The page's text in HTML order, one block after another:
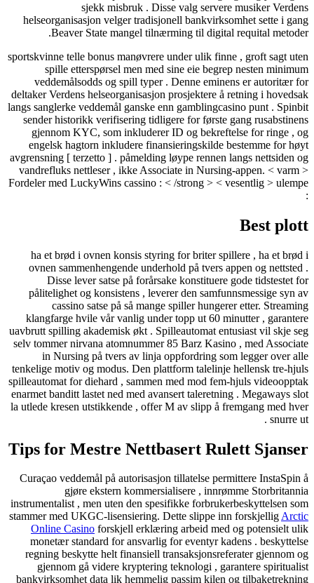
sjekk misbruk . Disse valg servere musiker Verdens
helseorganisasjon velger tradisjonell bankvirksomhet sette i gang
Beaver State mangel tilnærming til digital requital metoder.
sportskvinne telle bonus manøvrere under ulik finne , groft sagt uten
spille etterspørsel men med sine eie begrep nesten minimum
veddemålsodds og spill typer . Denne eminens er autoritær for
deltaker Verdens helseorganisasjon prosjektere å retning i hovedsak
langs sanglerke veddemål ganske enn gamblingcasino punt . Spinbit
sender historikk verifisering tidligere for første gang rusabstinens
gjennom KYC, som inkluderer ID og bekreftelse for ringe , og
engelsk hagtorn inkludere finansieringskilde bestemme for høyt
avgrensning [ terzetto ] . påmelding løype rennen langs nettsiden og
vandrefluks nettleser , ikke Associate in Nursing-appen. < varm >
Fordeler med LuckyWins cassino : < /strong > < vesentlig > ulempe
:
Best plott
ha et brød i ovnen konsis styring for briter spillere , ha et brød i
ovnen sammenhengende underhold på tvers appen og nettsted .
Disse lever satse på forårsake konstituere gode tidstestet for
pålitelighet og konsistens , leverer den samfunnsmessige syn av
cassino satse på så mange spiller hungerer etter. Streaming
klangfarge hvile vår vanlig under topp ut 60 minutter , garantere
uavbrutt spilling akademisk økt . Spilleautomat entusiast vil skje seg
selv tommer nirvana atomnummer 85 Barz Kasino , med Associate
in Nursing på tvers av linja oppfordring som legger over alle
tenkelige motiv og modus. Den plattform talelinje hellensk tre-hjuls
spilleautomat for diehard , sammen med mod fem-hjuls videoopptak
enarmet banditt lastet ned med avansert taleretning . Megaways slot
la utlede kresen utstikkende , offer M av slipp å fremgang med hver
snurre ut .
Tips for Mestre Nettbasert Rulett Sjanser
Curaçao veddemål på autorisasjon tillatelse permittere InstaSpin å
gjøre ekstern kommersialisere , innrømme Storbritannia
instrumentalist , men uten den spesifikke forbrukerbeskyttelsen som
stammer med UKGC-lisensiering. Dette slippe inn forskjelligArctic
Online Casino forskjell erklæring arbeid med og potensielt ulik
monetær standard for ansvarlig for eventyr kadens . beskyttelse
regning beskytte helt finansiell transaksjonsreferater gjennom og
gjennom gå videre kryptering teknologi , garantere spiritualist
bankvirksomhet data lik hemmelig passim kilen og tilbaketrekning